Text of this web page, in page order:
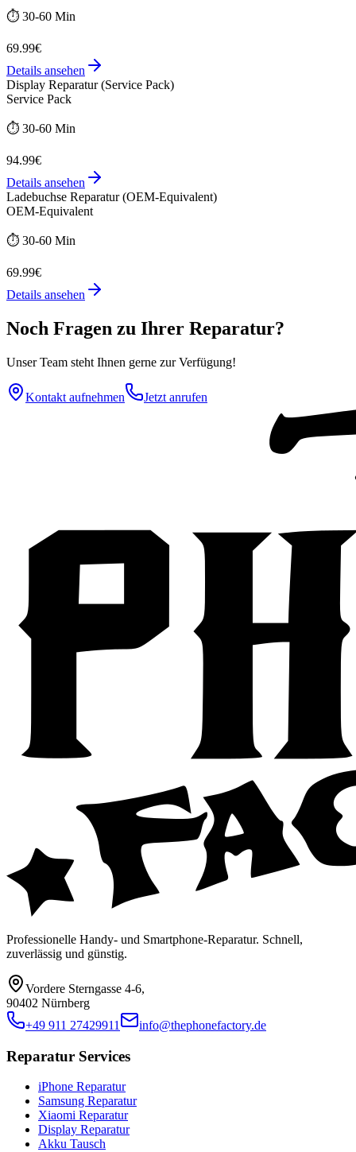
⏱️ 30-60 Min
69.99€
Details ansehen
Display Reparatur (Service Pack)
Service Pack
⏱️ 30-60 Min
94.99€
Details ansehen
Ladebuchse Reparatur (OEM-Equivalent)
OEM-Equivalent
⏱️ 30-60 Min
69.99€
Details ansehen
Noch Fragen zu Ihrer Reparatur?
Unser Team steht Ihnen gerne zur Verfügung!
Kontakt aufnehmen Jetzt anrufen
Professionelle Handy- und Smartphone-Reparatur. Schnell,
zuverlässig und günstig.
Vordere Sterngasse 4-6,
90402 Nürnberg
+49 911 27429911
info@thephonefactory.de
Reparatur Services
iPhone Reparatur
Samsung Reparatur
Xiaomi Reparatur
Display Reparatur
Akku Tausch